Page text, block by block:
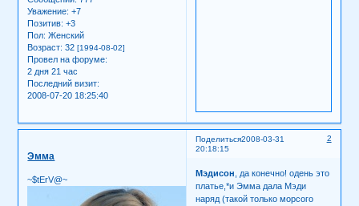
Уважение: +7
Позитив: +3
Пол: Женский
Возраст: 32[1994-08-02]
Провел на форуме:
2 дня 21 час
Последний визит:
2008-07-20 18:25:40
Поделиться 2
2008-03-31
20:18:15
Эмма
~$tErV@~
Мэдисон
, да конечно! одень это
платье,*и Эмма дала Мэди
наряд (такой только морсого